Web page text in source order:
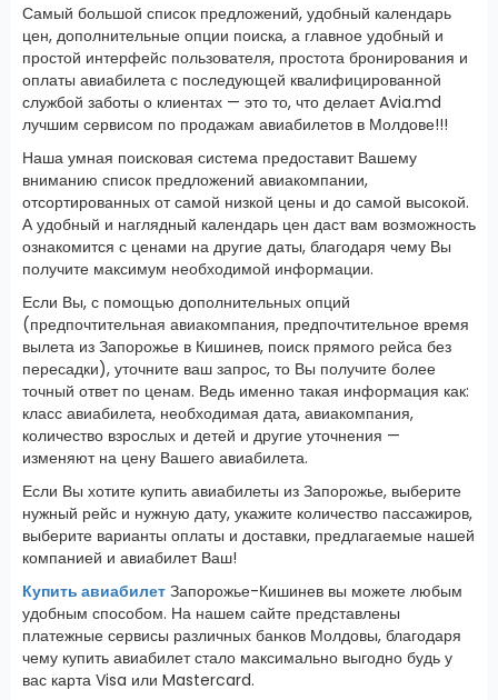
Самый большой список предложений, удобный календарь
цен, дополнительные опции поиска, а главное удобный и
простой интерфейс пользователя, простота бронирования и
оплаты авиабилета с последующей квалифицированной
службой заботы о клиентах — это то, что делает Avia.md
лучшим сервисом по продажам авиабилетов в Молдове!!!
Наша умная поисковая система предоставит Вашему
вниманию список предложений авиакомпании,
отсортированных от самой низкой цены и до самой высокой.
А удобный и наглядный календарь цен даст вам возможность
ознакомится с ценами на другие даты, благодаря чему Вы
получите максимум необходимой информации.
Если Вы, с помощью дополнительных опций
(предпочтительная авиакомпания, предпочтительное время
вылета из Запорожье в Кишинев, поиск прямого рейса без
пересадки), уточните ваш запрос, то Вы получите более
точный ответ по ценам. Ведь именно такая информация как:
класс авиабилета, необходимая дата, авиакомпания,
количество взрослых и детей и другие уточнения —
изменяют на цену Вашего авиабилета.
Если Вы хотите купить авиабилеты из Запорожье, выберите
нужный рейс и нужную дату, укажите количество пассажиров,
выберите варианты оплаты и доставки, предлагаемые нашей
компанией и авиабилет Ваш!
Купить авиабилет Запорожье-Кишинев вы можете любым
удобным способом. На нашем сайте представлены
платежные сервисы различных банков Молдовы, благодаря
чему купить авиабилет стало максимально выгодно будь у
вас карта Visa или Mastercard.